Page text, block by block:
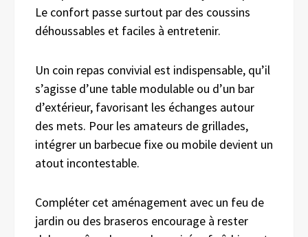
Le confort passe surtout par des coussins
déhoussables et faciles à entretenir.
Un coin repas convivial est indispensable, qu’il
s’agisse d’une table modulable ou d’un bar
d’extérieur, favorisant les échanges autour
des mets. Pour les amateurs de grillades,
intégrer un barbecue fixe ou mobile devient un
atout incontestable.
Compléter cet aménagement avec un feu de
jardin ou des braseros encourage à rester